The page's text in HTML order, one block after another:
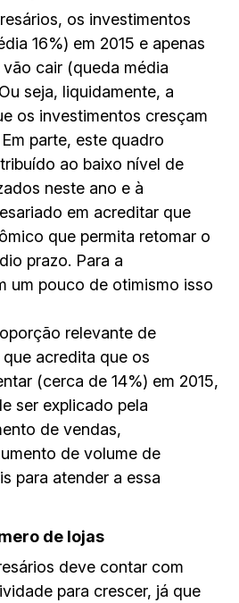
os investimentos
16%) em 2015 e apenas
cair (queda média
seja, liquidamente, a
os investimentos cresçam
parte, este quadro
ao baixo nível de
neste ano e à
em acreditar que
que permita retomar o
prazo. Para a
um pouco de otimismo isso
relevante de
acredita que os
(cerca de 14%) em 2015,
ser explicado pela
de vendas,
de volume de
para atender a essa
de lojas
deve contar com
para crescer, já que